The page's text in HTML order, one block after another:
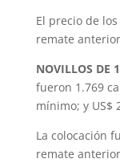
El precio de
remate
NOVILLOS DE
fueron 1.769
mínimo; y US$
La colocación
remate